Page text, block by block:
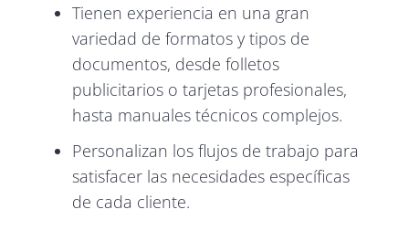
Tienen experiencia en una gran
variedad de formatos y tipos de
documentos, desde folletos
publicitarios o tarjetas profesionales,
hasta manuales técnicos complejos.
Personalizan los flujos de trabajo para
satisfacer las necesidades específicas
de cada cliente.